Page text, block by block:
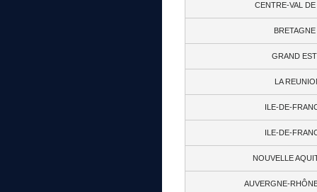
CENTRE-VAL
BRETAGNE
GRAND
LA
ILE-DE-
ILE-DE-
NOUVELLE
AUVERGNE-